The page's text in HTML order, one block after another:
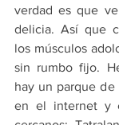
verdad es que
delicia. Así que
los músculos
sin rumbo fijo.
hay un parque de
en el internet y